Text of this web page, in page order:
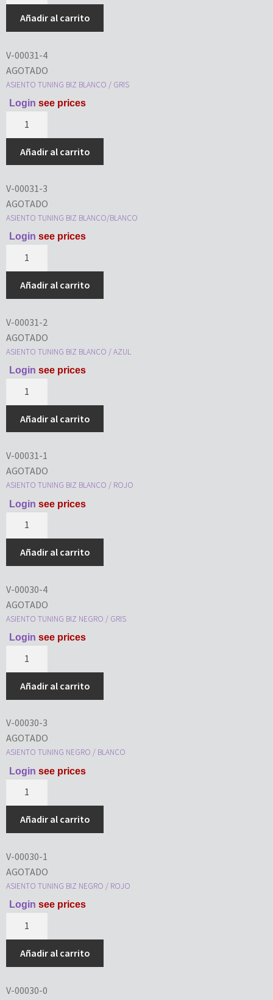
Añadir al carrito
V-00031-4
AGOTADO
ASIENTO TUNING BIZ BLANCO / GRIS
Login see prices
Añadir al carrito
V-00031-3
AGOTADO
ASIENTO TUNING BIZ BLANCO/BLANCO
Login see prices
Añadir al carrito
V-00031-2
AGOTADO
ASIENTO TUNING BIZ BLANCO / AZUL
Login see prices
Añadir al carrito
V-00031-1
AGOTADO
ASIENTO TUNING BIZ BLANCO / ROJO
Login see prices
Añadir al carrito
V-00030-4
AGOTADO
ASIENTO TUNING BIZ NEGRO / GRIS
Login see prices
Añadir al carrito
V-00030-3
AGOTADO
ASIENTO TUNING NEGRO / BLANCO
Login see prices
Añadir al carrito
V-00030-1
AGOTADO
ASIENTO TUNING BIZ NEGRO / ROJO
Login see prices
Añadir al carrito
V-00030-0